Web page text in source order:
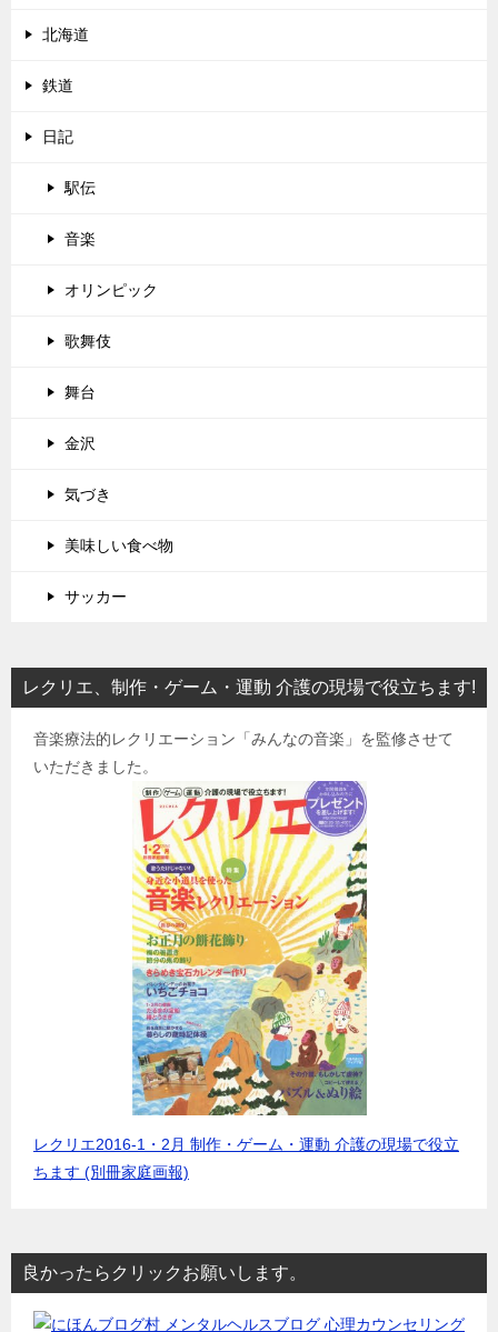
北海道
鉄道
日記
駅伝
音楽
オリンピック
歌舞伎
舞台
金沢
気づき
美味しい食べ物
サッカー
レクリエ、制作・ゲーム・運動 介護の現場で役立ちます!
音楽療法的レクリエーション「みんなの音楽」を監修させて
いただきました。
レクリエ2016-1・2月 制作・ゲーム・運動 介護の現場で役立
ちます (別冊家庭画報)
良かったらクリックお願いします。